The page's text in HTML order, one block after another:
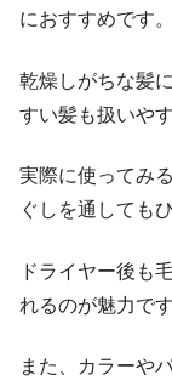
におすすめです。
乾燥しがちな髪
すい髪も扱いや
実際に使ってみ
ぐしを通しても
ドライヤー後も
れるのが魅力です
また、カラーや